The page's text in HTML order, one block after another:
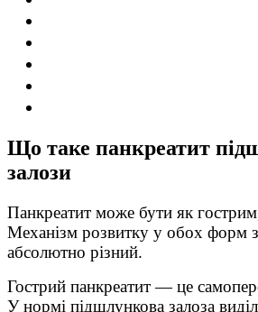
Що таке панкреатит
залози
Панкреатит може бути як
Механізм розвитку у обох форм
абсолютно різний.
Гострий панкреатит — це
У нормі підшлункова залоза